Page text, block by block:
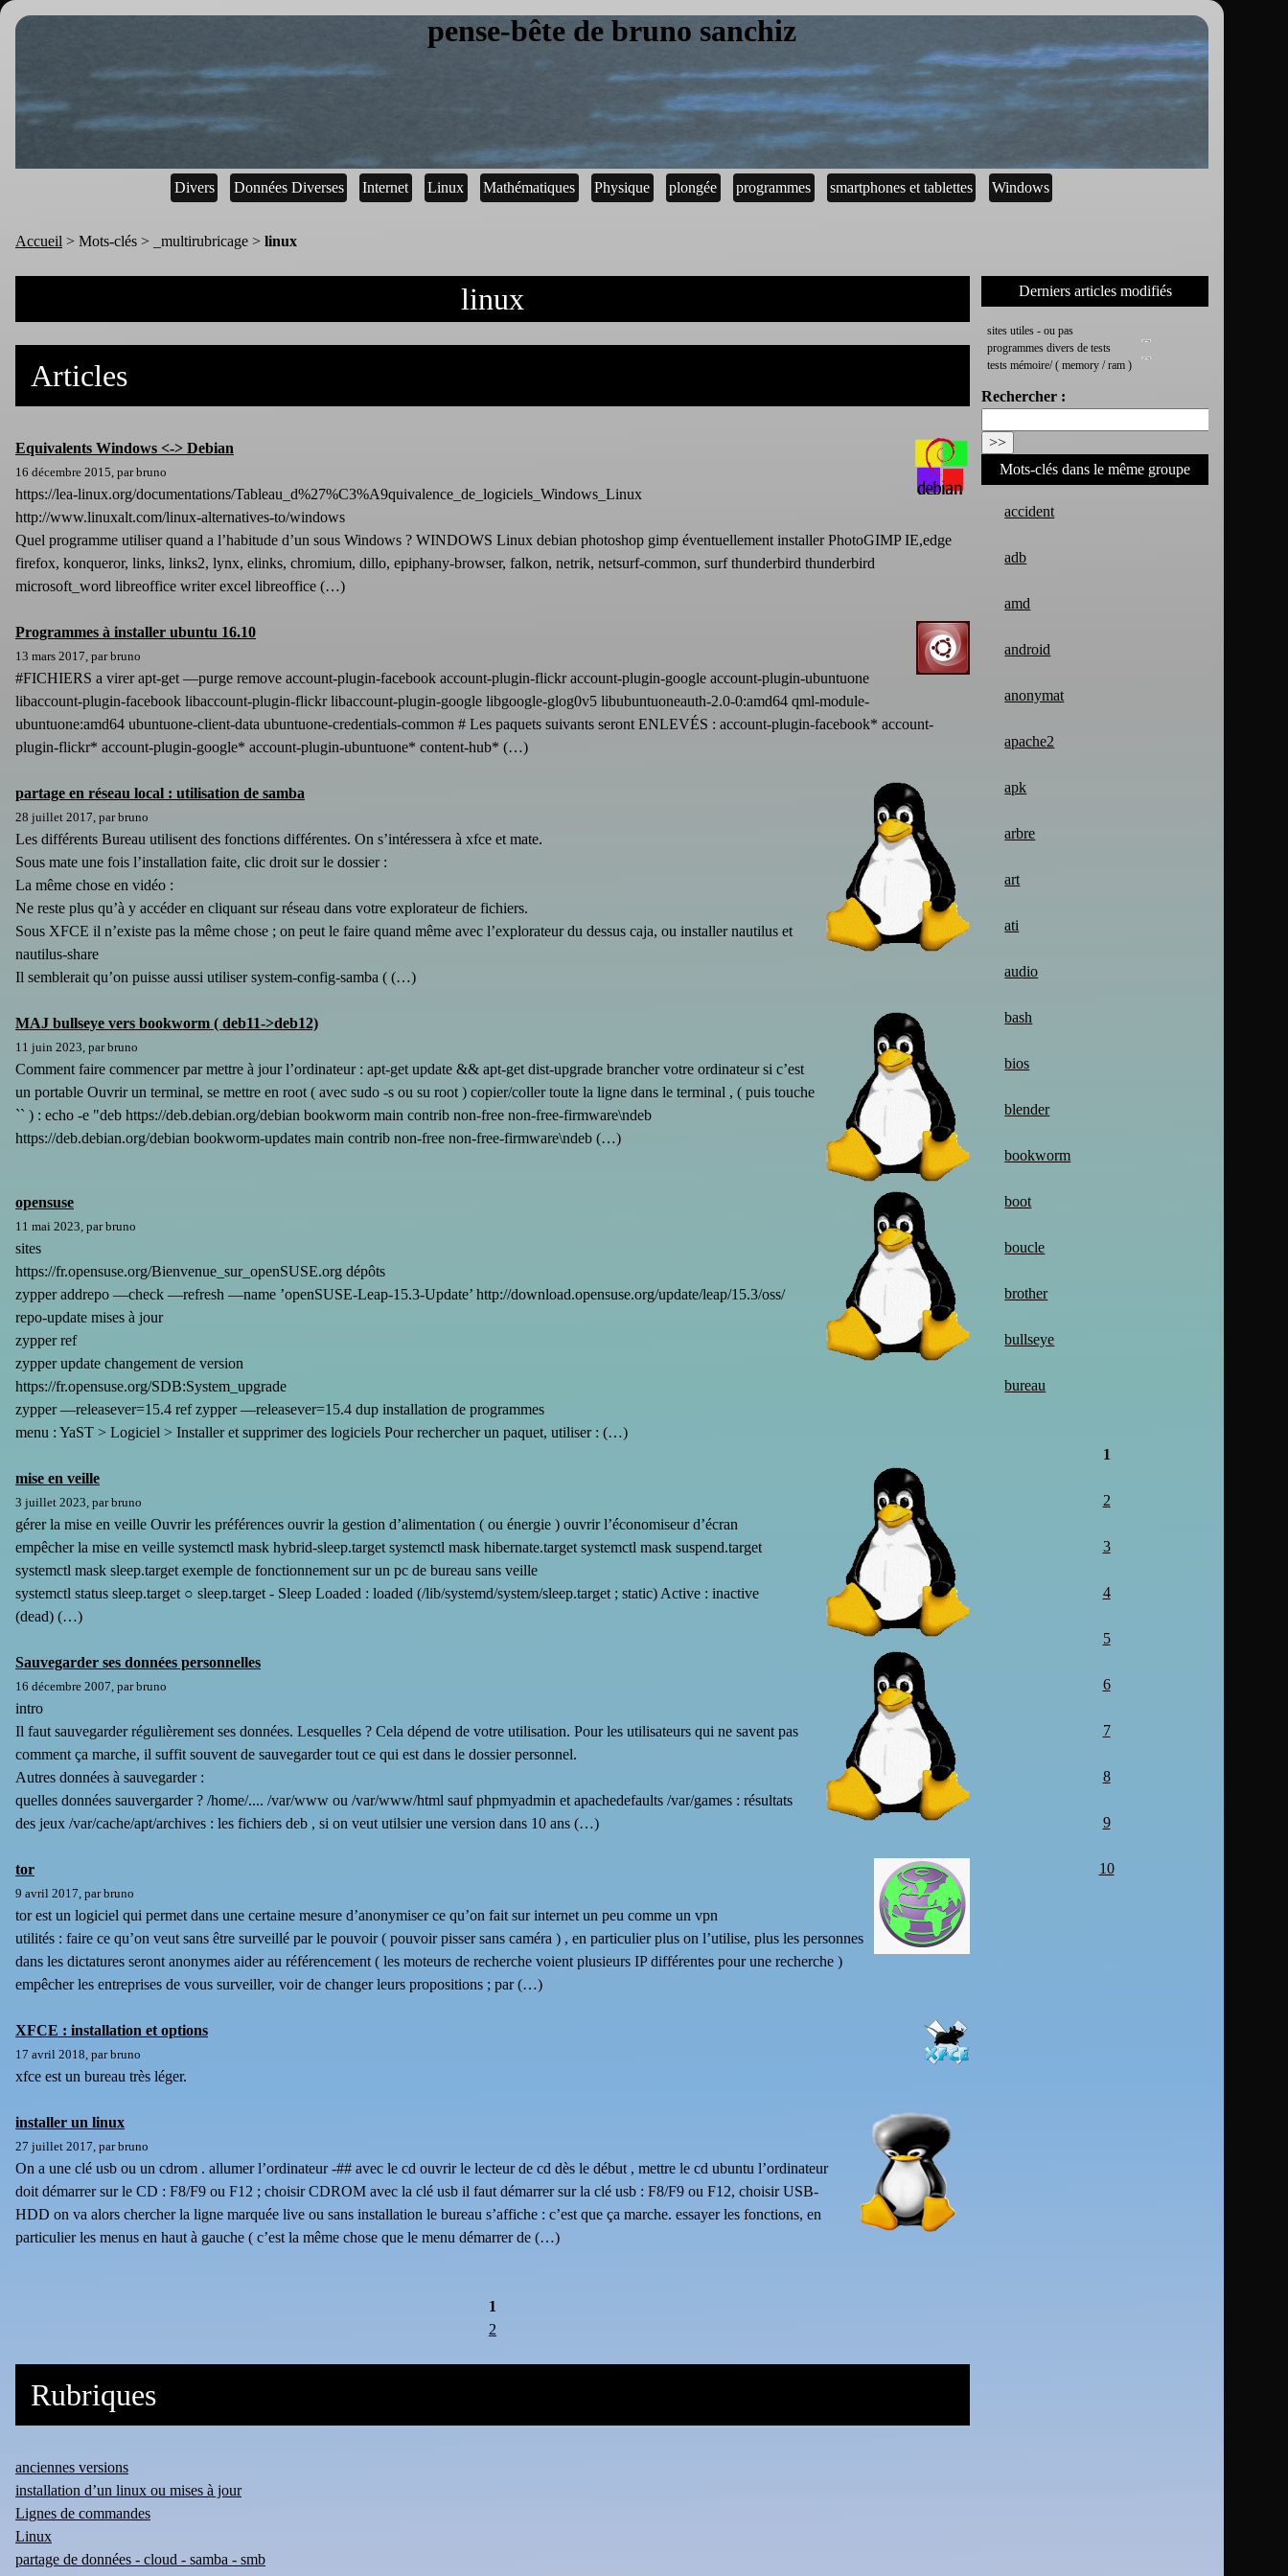
pense-bête de bruno sanchiz
Divers Données Diverses Internet Linux Mathématiques Physique plongée programmes smartphones et tablettes Windows
Accueil > Mots-clés > _multirubricage > linux
linux
Articles
Equivalents Windows <-> Debian
16 décembre 2015, par bruno
https://lea-linux.org/documentations/Tableau_d%27%C3%A9quivalence_de_logiciels_Windows_Linux
http://www.linuxalt.com/linux-alternatives-to/windows
Quel programme utiliser quand a l’habitude d’un sous Windows ? WINDOWS Linux debian photoshop gimp éventuellement installer PhotoGIMP IE,edge
firefox, konqueror, links, links2, lynx, elinks, chromium, dillo, epiphany-browser, falkon, netrik, netsurf-common, surf thunderbird thunderbird
microsoft_word libreoffice writer excel libreoffice (…)
Programmes à installer ubuntu 16.10
13 mars 2017, par bruno
#FICHIERS a virer apt-get —purge remove account-plugin-facebook account-plugin-flickr account-plugin-google account-plugin-ubuntuone
libaccount-plugin-facebook libaccount-plugin-flickr libaccount-plugin-google libgoogle-glog0v5 libubuntuoneauth-2.0-0:amd64 qml-module-
ubuntuone:amd64 ubuntuone-client-data ubuntuone-credentials-common # Les paquets suivants seront ENLEVÉS : account-plugin-facebook* account-
plugin-flickr* account-plugin-google* account-plugin-ubuntuone* content-hub* (…)
partage en réseau local : utilisation de samba
28 juillet 2017, par bruno
Les différents Bureau utilisent des fonctions différentes. On s’intéressera à xfce et mate.
Sous mate une fois l’installation faite, clic droit sur le dossier :
La même chose en vidéo :
Ne reste plus qu’à y accéder en cliquant sur réseau dans votre explorateur de fichiers.
Sous XFCE il n’existe pas la même chose ; on peut le faire quand même avec l’explorateur du dessus caja, ou installer nautilus et
nautilus-share
Il semblerait qu’on puisse aussi utiliser system-config-samba ( (…)
MAJ bullseye vers bookworm ( deb11->deb12)
11 juin 2023, par bruno
Comment faire commencer par mettre à jour l’ordinateur : apt-get update && apt-get dist-upgrade brancher votre ordinateur si c’est
un portable Ouvrir un terminal, se mettre en root ( avec sudo -s ou su root ) copier/coller toute la ligne dans le terminal , ( puis touche
`` ) : echo -e "deb https://deb.debian.org/debian bookworm main contrib non-free non-free-firmware\ndeb
https://deb.debian.org/debian bookworm-updates main contrib non-free non-free-firmware\ndeb (…)
opensuse
11 mai 2023, par bruno
sites
https://fr.opensuse.org/Bienvenue_sur_openSUSE.org dépôts
zypper addrepo —check —refresh —name ’openSUSE-Leap-15.3-Update’ http://download.opensuse.org/update/leap/15.3/oss/
repo-update mises à jour
zypper ref
zypper update changement de version
https://fr.opensuse.org/SDB:System_upgrade
zypper —releasever=15.4 ref zypper —releasever=15.4 dup installation de programmes
menu : YaST > Logiciel > Installer et supprimer des logiciels Pour rechercher un paquet, utiliser : (…)
mise en veille
3 juillet 2023, par bruno
gérer la mise en veille Ouvrir les préférences ouvrir la gestion d’alimentation ( ou énergie ) ouvrir l’économiseur d’écran
empêcher la mise en veille systemctl mask hybrid-sleep.target systemctl mask hibernate.target systemctl mask suspend.target
systemctl mask sleep.target exemple de fonctionnement sur un pc de bureau sans veille
systemctl status sleep.target ○ sleep.target - Sleep Loaded : loaded (/lib/systemd/system/sleep.target ; static) Active : inactive
(dead) (…)
Sauvegarder ses données personnelles
16 décembre 2007, par bruno
intro
Il faut sauvegarder régulièrement ses données. Lesquelles ? Cela dépend de votre utilisation. Pour les utilisateurs qui ne savent pas
comment ça marche, il suffit souvent de sauvegarder tout ce qui est dans le dossier personnel.
Autres données à sauvegarder :
quelles données sauvergarder ? /home/.... /var/www ou /var/www/html sauf phpmyadmin et apachedefaults /var/games : résultats
des jeux /var/cache/apt/archives : les fichiers deb , si on veut utilsier une version dans 10 ans (…)
tor
9 avril 2017, par bruno
tor est un logiciel qui permet dans une certaine mesure d’anonymiser ce qu’on fait sur internet un peu comme un vpn
utilités : faire ce qu’on veut sans être surveillé par le pouvoir ( pouvoir pisser sans caméra ) , en particulier plus on l’utilise, plus les personnes
dans les dictatures seront anonymes aider au référencement ( les moteurs de recherche voient plusieurs IP différentes pour une recherche )
empêcher les entreprises de vous surveiller, voir de changer leurs propositions ; par (…)
XFCE : installation et options
17 avril 2018, par bruno
xfce est un bureau très léger.
installer un linux
27 juillet 2017, par bruno
On a une clé usb ou un cdrom . allumer l’ordinateur -## avec le cd ouvrir le lecteur de cd dès le début , mettre le cd ubuntu l’ordinateur
doit démarrer sur le CD : F8/F9 ou F12 ; choisir CDROM avec la clé usb il faut démarrer sur la clé usb : F8/F9 ou F12, choisir USB-
HDD on va alors chercher la ligne marquée live ou sans installation le bureau s’affiche : c’est que ça marche. essayer les fonctions, en
particulier les menus en haut à gauche ( c’est la même chose que le menu démarrer de (…)
1
2
Rubriques
anciennes versions
installation d’un linux ou mises à jour
Lignes de commandes
Linux
partage de données - cloud - samba - smb
Derniers articles modifiés
sites utiles - ou pas
programmes divers de tests
tests mémoire/ ( memory / ram )
Rechercher :
Mots-clés dans le même groupe
accident
adb
amd
android
anonymat
apache2
apk
arbre
art
ati
audio
bash
bios
blender
bookworm
boot
boucle
brother
bullseye
bureau
1
2
3
4
5
6
7
8
9
10